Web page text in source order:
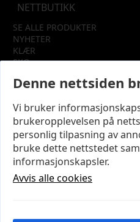
NETTBUTIKK
SE ALLE PRODUKTER
NYHETER
KLÆR
SKO
SALG
INFORMASJON
OM OSS
KUNDEKLUBB
KONTAKT OSS
KJØPSVILKÅR OG BETINGELSER
PERSONVERN
Denne nettsiden
Vi bruker
brukeropplevelsen på
personlig tilpasning av
bruke dette nettstedet
informasjonskapsler.
Avvis alle cookies